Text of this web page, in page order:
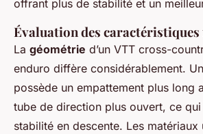
offrant plus de stabilité et un
Évaluation des caractéristiques
La géométrie d’un VTT cross-
enduro diffère considérablement.
possède un empattement plus long
tube de direction plus ouvert, ce
stabilité en descente. Les matériaux